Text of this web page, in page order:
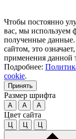
Чтобы постоянно
вас, мы используем
полученные данные.
сайтом, это
применения данной
Подробнее:
cookie.
Принять
Размер шрифта
A A A
Цвет сайта
Ц Ц Ц